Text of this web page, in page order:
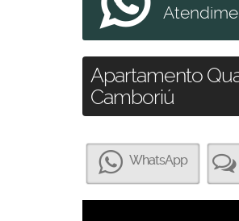
Apartamento
Camboriú
WhatsApp